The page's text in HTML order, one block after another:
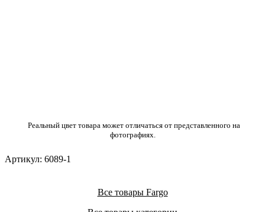
Реальный цвет товара может отличаться от представленного на
фотографиях.
Артикул: 6089-1
Все товары Fargo